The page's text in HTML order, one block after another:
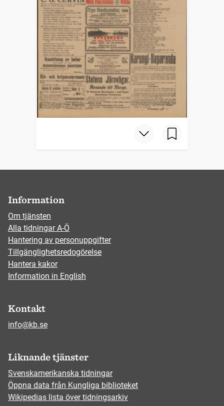
Information
Om tjänsten
Alla tidningar A-Ö
Hantering av personuppgifter
Tillgänglighetsredogörelse
Hantera kakor
Information in English
Kontakt
info@kb.se
Liknande tjänster
Svenskamerikanska tidningar
Öppna data från Kungliga biblioteket
Wikipedias lista över tidningsarkiv